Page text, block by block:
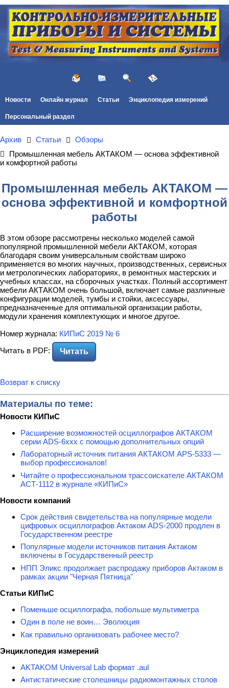
Новости Онлайн журнал Статьи Энциклопедия измерений
Персональный раздел
Архив Статьи
Обзоры
Промышленная мебель АКТАКОМ — основа эффективной
и комфортной работы
Промышленная мебель АКТАКОМ —
основа эффективной и комфортной
работы
В этом обзоре рассмотрены несколько моделей самой
популярной промышленной мебели АКТАКОМ, которая
благодаря своим универсальным свойствам широко
применяется во многих научных, производственных, сервисных
и метрологических лабораториях, в ремонтных мастерских и
учебных классах, на сборочных участках. Полный ассортимент
мебели АКТАКОМ очень большой, включает самые различные
конфигурации моделей, тумбы и стойки, аксессуары,
предназначенные для оптимальной организации работы,
модули хранения комплектующих и многое другое.
Номер журнала: КИПиС 2019 № 6
Читать в PDF:
Читать
Возврат к списку
Материалы по теме:
Новости КИПиС
Расширение возможностей осциллографов АКТАКОМ
серии ADS-6ххх с помощью дополнительных опций
Лабораторный источник питания АКТАКОМ APS-5333 —
выбор профессионалов!
Читайте о профессиональном трассоискателе АКТАКОМ
АСТ-1112 в журнале «КИПиС»
Новости компаний
Срок действия свидетельства на популярные модели
цифровых осциллографов Актаком ADS-2000 продлен в
Государственном реестре
Популярные модели источников питания Актаком
включены в Государственный реестр
НПП Эликс продолжает распродажу приборов Актаком в
рамках акции "Черная Пятница"
Статьи КИПиС
Поменьше осциллографа, побольше мультиметра
Один в поле не воин… Эволюция
Как правильно организовать рабочее место?
Энциклопедия измерений
AKTAKOM Universal Lab формат .aul
Антистатические столешницы радиомонтажных столов